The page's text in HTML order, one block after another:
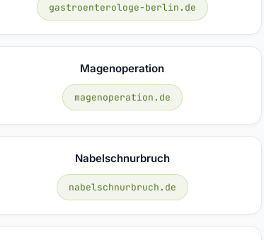
gastroenterologe-berlin.de
Magenoperation
magenoperation.de
Nabelschnurbruch
nabelschnurbruch.de